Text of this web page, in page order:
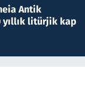
Antik
yıllık litürjik kap